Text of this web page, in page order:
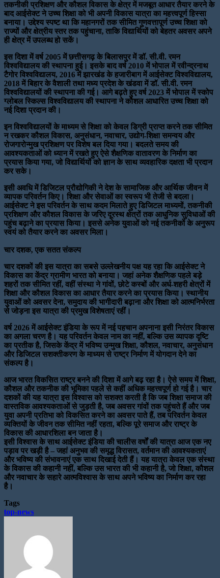
तकनीकी प्रशिक्षण और कौशल विकास के क्षेत्र में मजबूत आधार तैयार करने के
बाद आईसेक्ट ने उच्च शिक्षा को भी अपनी विकास यात्रा का महत्त्वपूर्ण हिस्सा
बनाया। उद्देश्य स्पष्ट था कि महानगरों तक सीमित गुणवत्तापूर्ण उच्च शिक्षा को
राज्यों और क्षेत्रीय स्तर तक पहुंचाना, ताकि विद्यार्थियों को बेहतर अवसर अपने
ही क्षेत्र में उपलब्ध हो सकें।
इस दिशा में वर्ष 2005 में छत्तीसगढ़ के बिलासपुर में डॉ. सी.वी. रमन
विश्वविद्यालय की स्थापना हुई। इसके बाद वर्ष 2010 में भोपाल में रवीन्द्रनाथ
टैगोर विश्वविद्यालय, 2016 में झारखंड के हजारीबाग में आईसेक्ट विश्वविद्यालय,
2018 में बिहार के वैशाली तथा मध्य प्रदेश के खंडवा में डॉ. सी.वी. रमन
विश्वविद्यालयों की स्थापना की गई। आगे बढ़ते हुए वर्ष 2023 में भोपाल में स्कोप
ग्लोबल स्किल्स विश्वविद्यालय की स्थापना ने कौशल आधारित उच्च शिक्षा को
नई दिशा प्रदान की।
इन विश्वविद्यालयों के माध्यम से शिक्षा को केवल डिग्री प्राप्त करने तक सीमित
न रखकर कौशल विकास, अनुसंधान, नवाचार, उद्योग-शिक्षा समन्वय और
रोजगारोन्मुख प्रशिक्षण पर विशेष बल दिया गया। बदलते समय की
आवश्यकताओं को ध्यान में रखते हुए ऐसे शैक्षणिक वातावरण के निर्माण का
प्रयास किया गया, जो विद्यार्थियों को ज्ञान के साथ व्यवहारिक दक्षता भी प्रदान
कर सके।
इसी अवधि में डिजिटल प्रौद्योगिकी ने देश के सामाजिक और आर्थिक जीवन में
व्यापक परिवर्तन किए। शिक्षा और सेवाओं का स्वरूप भी तेजी से बदला।
आईसेक्ट ने इस परिवर्तन के साथ कदम मिलाते हुए डिजिटल माध्यमों, तकनीकी
प्रशिक्षण और कौशल विकास के जरिए दूरस्थ क्षेत्रों तक आधुनिक सुविधाओं की
पहुंच बढ़ाने का प्रयास किया। इससे अनेक युवाओं को नई तकनीकों के अनुरूप
स्वयं को तैयार करने का अवसर मिला।
चार दशक, एक सतत संकल्प
चार दशकों की इस यात्रा का सबसे उल्लेखनीय पक्ष यह रहा कि आईसेक्ट ने
विकास का केंद्र ग्रामीण भारत को बनाया। जहां अनेक शैक्षणिक पहले बड़े
शहरों तक सीमित रहीं, वहीं संस्था ने गांवों, छोटे कस्बों और अर्ध-शहरी क्षेत्रों में
शिक्षा और कौशल विकास का आधार तैयार करने का प्रयास किया। स्थानीय
युवाओं को अवसर देना, समुदाय की भागीदारी बढ़ाना और शिक्षा को आत्मनिर्भरता
से जोड़ना इस यात्रा की प्रमुख विशेषताएं रहीं।
वर्ष 2026 में आईसेक्ट इंडिया के रूप में नई पहचान अपनाना इसी निरंतर विकास
का अगला चरण है। यह परिवर्तन केवल नाम का नहीं, बल्कि उस व्यापक दृष्टि
का प्रतीक है, जिसके केंद्र में भविष्य उन्मुख शिक्षा, कौशल, नवाचार, अनुसंधान
और डिजिटल सशक्तीकरण के माध्यम से राष्ट्र निर्माण में योगदान देने का
संकल्प है।
आज भारत विकसित राष्ट्र बनने की दिशा में आगे बढ़ रहा है। ऐसे समय में शिक्षा,
कौशल और तकनीक की भूमिका पहले से कहीं अधिक महत्त्वपूर्ण हो गई है। चार
दशकों की यह यात्रा इस विश्वास को सशक्त करती है कि जब शिक्षा समाज की
वास्तविक आवश्यकताओं से जुड़ती है, जब अवसर गांवों तक पहुंचते हैं और जब
युवा अपनी प्रतिभा को विकसित करने का अवसर पाते हैं, तब परिवर्तन केवल
व्यक्तियों के जीवन तक सीमित नहीं रहता, बल्कि पूरे समाज और राष्ट्र के
विकास की आधारशिला बन जाता है।
इसी विश्वास के साथ आईसेक्ट इंडिया की चालीस वर्षों की यात्रा आज एक नए
पड़ाव पर खड़ी है – जहां अनुभव की समृद्ध विरासत, वर्तमान की आवश्यकताएं
और भविष्य की संभावनाएं एक साथ दिखाई देती हैं। यह यात्रा केवल एक संस्था
के विकास की कहानी नहीं, बल्कि उस भारत की भी कहानी है, जो शिक्षा, कौशल
और नवाचार के सहारे आत्मविश्वास के साथ अपने भविष्य का निर्माण कर रहा
है।
Tags
top-news